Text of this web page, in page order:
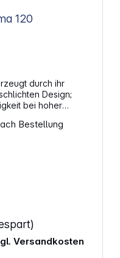
120
durch ihr
Design;
bei hoher
robusten
einen
Kameratasche.
ausreichend Platz
nebst Zubehör,
etc.
Bestellung
Versandkosten